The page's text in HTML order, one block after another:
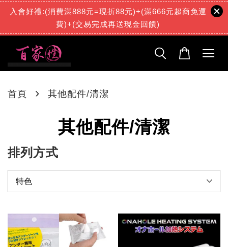
入會好禮:(消費滿888元=現折88元)+(滿666元超商免運
費)+(交易完成再送現金回饋)
首頁 › 其他配件/清潔
其他配件/清潔
排列方式